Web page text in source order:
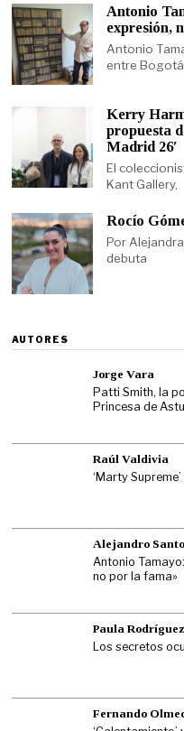
Antonio
expresión,
Antonio
entre
Kerry
propuesta
Madrid 26′
El
Kant Gallery,
Rocío
Por
debuta
AUTORES
Jorge Vara
Patti Smith, la
Princesa de
Raúl Valdivia
‘Marty
Alejandro
Antonio
no por la fama»
Paula Rodríguez
Los secretos
Fernando